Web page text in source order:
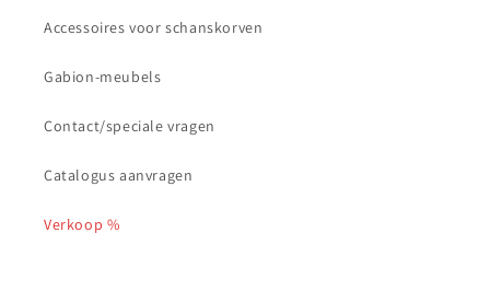
Accessoires voor schanskorven
Gabion-meubels
Contact/speciale vragen
Catalogus aanvragen
Verkoop %